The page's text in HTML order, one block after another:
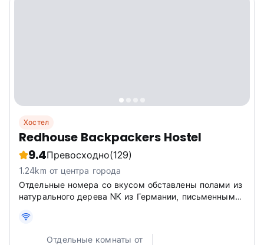
Хостел
Redhouse Backpackers Hostel
9.4Превосходно(129)
1.24km от центра города
Отдельные номера со вкусом обставлены полами из
натурального дерева NK из Германии, письменным
изготовленными из типичной сосновой древесины
Отдельные комнаты от